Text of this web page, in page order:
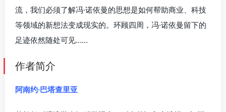
流，我们必须了解冯·诺依曼的思想是如何帮助商业、科技
等领域的新想法变成现实的。环顾四周，冯·诺依曼留下的
足迹依然随处可见……
作者简介
阿南约·巴塔查里亚